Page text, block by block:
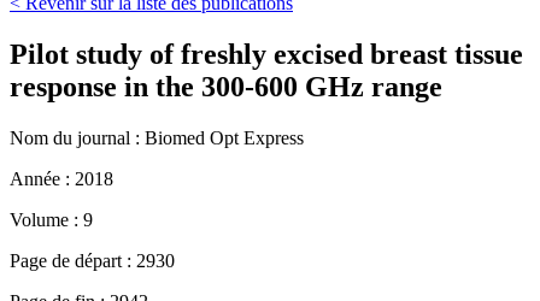
Pilot study of freshly excised breast tissue
response in the 300-600 GHz range
Nom du journal : Biomed Opt Express
Année : 2018
Volume : 9
Page de départ : 2930